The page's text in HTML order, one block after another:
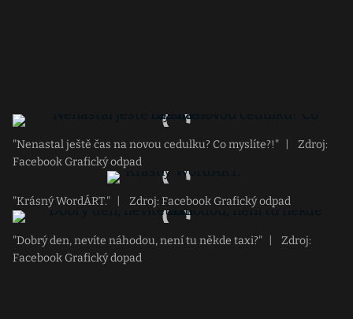
"Nenastal ještě čas na novou cedulku? Co myslíte?!"
Zdroj:
Facebook Grafický odpad
"Krásný WordÁRT." Zdroj: Facebook Grafický odpad
"Dobrý den, nevíte náhodou, není tu někde taxi?"
Zdroj:
Facebook Grafický dopad